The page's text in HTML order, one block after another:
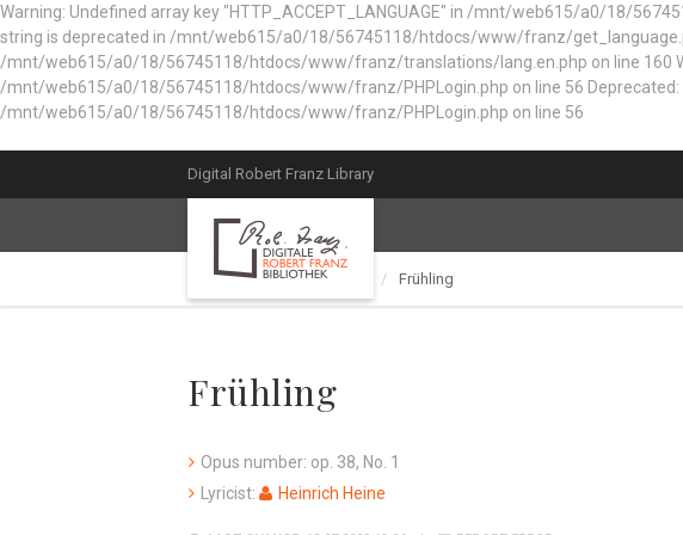
Warning: Undefined array key "HTTP_ACCEPT_LANGUAGE" in /mnt/web615/a0/18/
string is deprecated in /mnt/web615/a0/18/56745118/htdocs/www/franz/
/mnt/web615/a0/18/56745118/htdocs/www/franz/translations/lang.en.php on line 160
/mnt/web615/a0/18/56745118/htdocs/www/franz/PHPLogin.php on line 56
/mnt/web615/a0/18/56745118/htdocs/www/franz/PHPLogin.php on line 56
Digital Robert Franz Library
Catalog of works Frühling
Frühling
Opus number: op. 38, No. 1
Lyricist:
Heinrich Heine